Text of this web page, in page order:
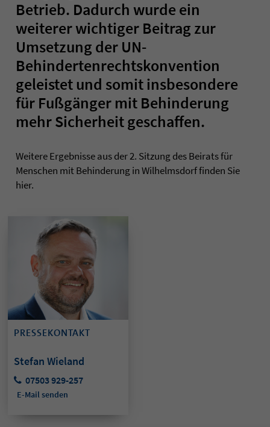
Betrieb. Dadurch wurde ein
weiterer wichtiger Beitrag zur
Umsetzung der UN-
Behindertenrechtskonvention
geleistet und somit insbesondere
für Fußgänger mit Behinderung
mehr Sicherheit geschaffen.
Weitere Ergebnisse aus der 2. Sitzung des Beirats für
Menschen mit Behinderung in Wilhelmsdorf finden Sie
hier.
PRESSEKONTAKT
Stefan Wieland
07503 929-257
E-Mail senden